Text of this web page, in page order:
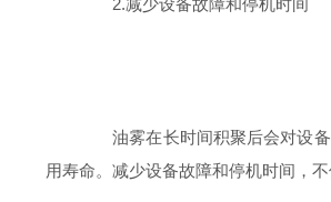
2.减少设备故障和停机时间
油雾在长时间积聚后会对设备
用寿命。减少设备故障和停机时间，